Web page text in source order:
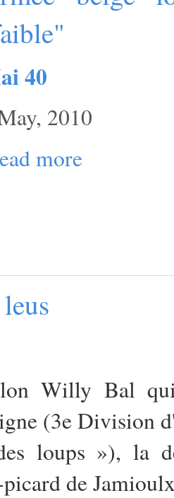
40
2010
more
Willy Bal
(3e Division
loups »), la
de